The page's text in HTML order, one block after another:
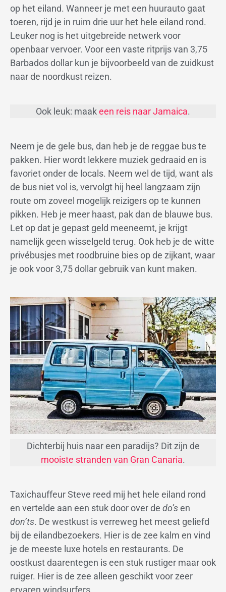
op het eiland. Wanneer je met een huurauto gaat
toeren, rijd je in ruim drie uur het hele eiland rond.
Leuker nog is het uitgebreide netwerk voor
openbaar vervoer. Voor een vaste ritprijs van 3,75
Barbados dollar kun je bijvoorbeeld van de zuidkust
naar de noordkust reizen.
Ook leuk: maakeen reis naar Jamaica.
Neem je de gele bus, dan heb je de reggae bus te
pakken. Hier wordt lekkere muziek gedraaid en is
favoriet onder de locals. Neem wel de tijd, want als
de bus niet vol is, vervolgt hij heel langzaam zijn
route om zoveel mogelijk reizigers op te kunnen
pikken. Heb je meer haast, pak dan de blauwe bus.
Let op dat je gepast geld meeneemt, je krijgt
namelijk geen wisselgeld terug. Ook heb je de witte
privébusjes met roodbruine bies op de zijkant, waar
je ook voor 3,75 dollar gebruik van kunt maken.
Dichterbij huis naar een paradijs? Dit zijn de
mooiste stranden van Gran Canaria.
Taxichauffeur Steve reed mij het hele eiland rond
en vertelde aan een stuk door over de do’sen
don’ts. De westkust is verreweg het meest geliefd
bij de eilandbezoekers. Hier is de zee kalm en vind
je de meeste luxe hotels en restaurants. De
oostkust daarentegen is een stuk rustiger maar ook
ruiger. Hier is de zee alleen geschikt voor zeer
ervaren windsurfers.